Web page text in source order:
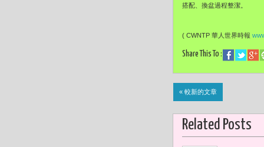
搭配、換盆過程整潔。
( CWNTP 華人世界時報
Share This To :
« 較新的文章
Related Posts